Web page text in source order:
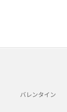
バレンタイン